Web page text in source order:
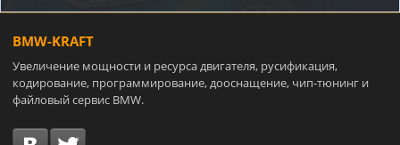
BMW-KRAFT
Увеличение мощности и ресурса двигателя, русификация,
кодирование, программирование, дооснащение, чип-тюнинг и
файловый сервис BMW.